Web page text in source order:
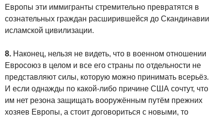
Европы эти иммигранты стремительно превратятся в
сознательных граждан расширившейся до Скандинавии
исламской цивилизации.
8. Наконец, нельзя не видеть, что в военном отношении
Евросоюз в целом и все его страны по отдельности не
представляют силы, которую можно принимать всерьёз.
И если однажды по какой-либо причине США сочтут, что
им нет резона защищать вооружённым путём прежних
хозяев Европы, а стоит договориться с новыми, то